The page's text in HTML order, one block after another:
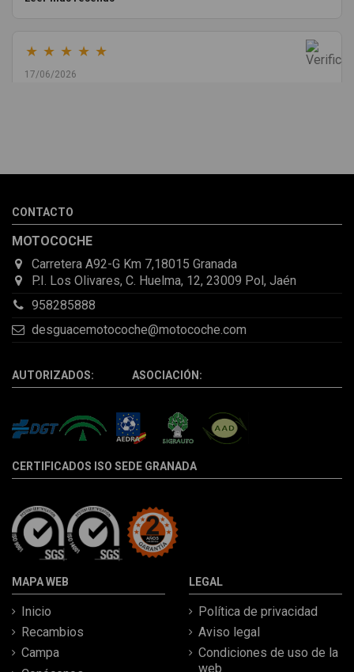
★ ★ ★ ★ ★
17/06/2026
la pieza llegó correcta y bien embalada, además de llegarme 2
CONTACTO
MOTOCOCHE
Carretera A92-G Km 7,18015 Granada
P.I. Los Olivares, C. Huelma, 12, 23009 Pol, Jaén
958285888
desguacemotocoche@motocoche.com
AUTORIZADOS: ASOCIACIÓN:
CERTIFICADOS ISO SEDE GRANADA
MAPA WEB
Inicio
Recambios
Campa
LEGAL
Política de privacidad
Aviso legal
Condiciones de uso de la
web